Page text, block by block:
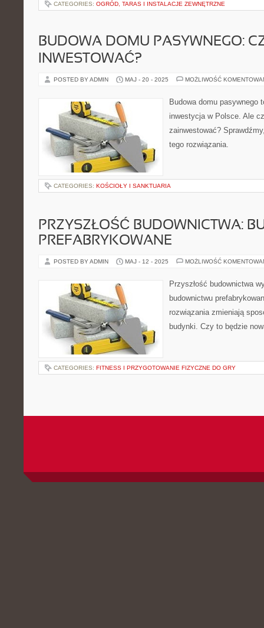
CATEGORIES: OGRÓD, TARAS I INSTALACJE ZEWNĘTRZNE
BUDOWA DOMU PASYWNEGO:
INWESTOWAĆ?
POSTED BY ADMIN MAJ - 20 - 2025 MOŻLIWOŚĆ
Budowa domu pasywnego
inwestycja w Polsce. Ale
zainwestować?
tego rozwiązania.
CATEGORIES: KOŚCIOŁY I SANKTUARIA
PRZYSZŁOŚĆ BUDOWNICTWA:
PREFABRYKOWANE
POSTED BY ADMIN MAJ - 12 - 2025 MOŻLIWOŚĆ
Przyszłość budownictwa
budownictwu
rozwiązania zmieniają
budynki. Czy to będzie
CATEGORIES: FITNESS I PRZYGOTOWANIE FIZYCZNE DO GRY